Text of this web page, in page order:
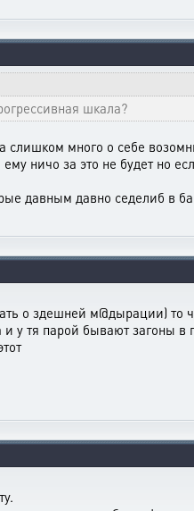
шкала?
много о себе
ничо за это не будет но
давным давно седелиб в
о здешней м@дырации) то
и у тя парой бывают загоны